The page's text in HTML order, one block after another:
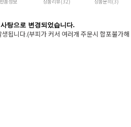
탕으로 변경되었습니다.
됩니다.(부피가 커서 여러개 주문시 합포불가해